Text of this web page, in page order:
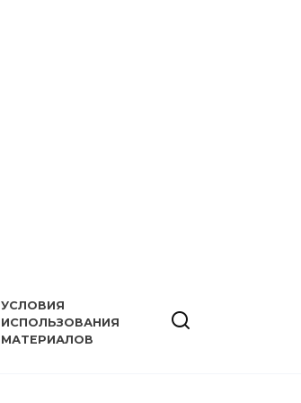
УСЛОВИЯ
ИСПОЛЬЗОВАНИЯ
МАТЕРИАЛОВ